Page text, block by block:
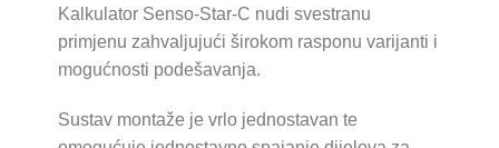
Kalkulator Senso-Star-C nudi svestranu
primjenu zahvaljujući širokom rasponu varijanti i
mogućnosti podešavanja.
Sustav montaže je vrlo jednostavan te